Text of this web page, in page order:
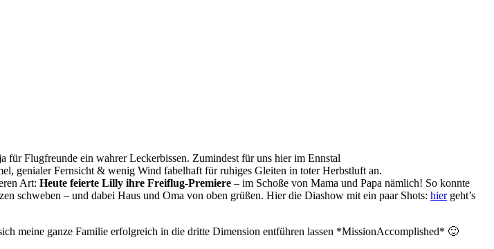
Flugfreunde ein wahrer Leckerbissen. Zumindest für uns hier im Ennstal
genialer Fernsicht & wenig Wind fabelhaft für ruhiges Gleiten in toter Herbstluft an.
Art: Heute feierte Lilly ihre Freiflug-Premiere – im Schoße von Mama und Papa nämlich! So konnte
schweben – und dabei Haus und Oma von oben grüßen. Hier die Diashow mit ein paar Shots: hiergeht’s
meine ganze Familie erfolgreich in die dritte Dimension entführen lassen *MissionAccomplished* 🙂